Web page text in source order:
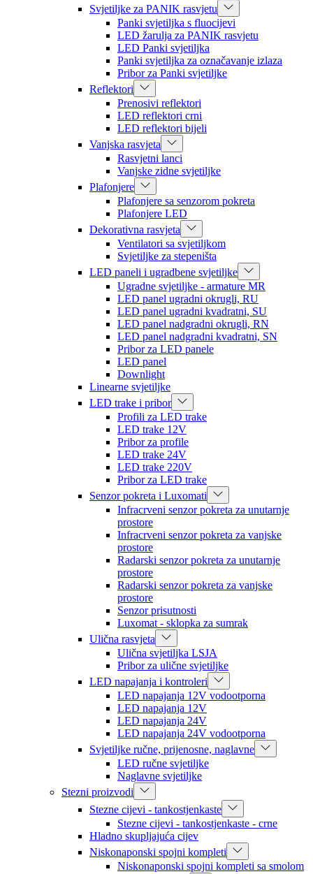
Svjetiljke za PANIK rasvjetu
Panki svjetiljka s fluocijevi
LED žarulja za PANIK rasvjetu
LED Panki svjetiljka
Panki svjetiljka za označavanje izlaza
Pribor za Panki svjetiljke
Reflektori
Prenosivi reflektori
LED reflektori crni
LED reflektori bijeli
Vanjska rasvjeta
Rasvjetni lanci
Vanjske zidne svjetiljke
Plafonjere
Plafonjere sa senzorom pokreta
Plafonjere LED
Dekorativna rasvjeta
Ventilatori sa svjetiljkom
Svjetiljke za stepeništa
LED paneli i ugradbene svjetiljke
Ugradne svjetiljke - armature MR
LED panel ugradni okrugli, RU
LED panel ugradni kvadratni, SU
LED panel nadgradni okrugli, RN
LED panel nadgradni kvadratni, SN
Pribor za LED panele
LED panel
Downlight
Linearne svjetiljke
LED trake i pribor
Profili za LED trake
LED trake 12V
Pribor za profile
LED trake 24V
LED trake 220V
Pribor za LED trake
Senzor pokreta i Luxomati
Infracrveni senzor pokreta za unutarnje
prostore
Infracrveni senzor pokreta za vanjske
prostore
Radarski senzor pokreta za unutarnje
prostore
Radarski senzor pokreta za vanjske
prostore
Senzor prisutnosti
Luxomat - sklopka za sumrak
Ulična rasvjeta
Ulična svjetiljka LSJA
Pribor za ulične svjetiljke
LED napajanja i kontroleri
LED napajanja 12V vodootporna
LED napajanja 12V
LED napajanja 24V
LED napajanja 24V vodootporna
Svjetiljke ručne, prijenosne, naglavne
LED ručne svjetiljke
Naglavne svjetiljke
Stezni proizvodi
Stezne cijevi - tankostjenkaste
Stezne cijevi - tankostjenkaste - crne
Hladno skupljajuća cijev
Niskonaponski spojni kompleti
Niskonaponski spojni kompleti sa smolom